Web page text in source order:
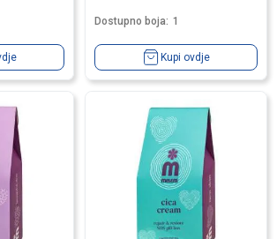
Dostupno boja: 1
Kupi ovdje